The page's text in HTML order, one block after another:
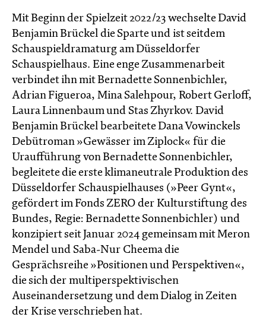
Mit Beginn der Spielzeit 2022/23 wechselte David
Benjamin Brückel die Sparte und ist seitdem
Schauspieldramaturg am Düsseldorfer
Schauspielhaus. Eine enge Zusammenarbeit
verbindet ihn mit Bernadette Sonnenbichler,
Adrian Figueroa, Mina Salehpour, Robert Gerloff,
Laura Linnenbaum und Stas Zhyrkov. David
Benjamin Brückel bearbeitete Dana Vowinckels
Debütroman »Gewässer im Ziplock« für die
Uraufführung von Bernadette Sonnenbichler,
begleitete die erste klimaneutrale Produktion des
Düsseldorfer Schauspielhauses (»Peer Gynt«,
gefördert im Fonds ZERO der Kulturstiftung des
Bundes, Regie: Bernadette Sonnenbichler) und
konzipiert seit Januar 2024 gemeinsam mit Meron
Mendel und Saba-Nur Cheema die
Gesprächsreihe »Positionen und Perspektiven«,
die sich der multiperspektivischen
Auseinandersetzung und dem Dialog in Zeiten
der Krise verschrieben hat.